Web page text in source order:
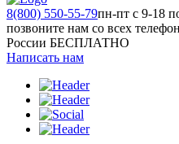
8(800) 550-55-79пн-пт с 9-18
позвоните нам со всех
России БЕСПЛАТНО
Написать нам